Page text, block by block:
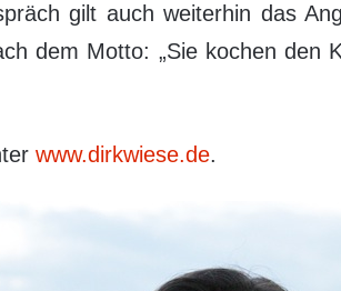
gilt auch weiterhin das
dem Motto: „Sie kochen den
www.dirkwiese.de.